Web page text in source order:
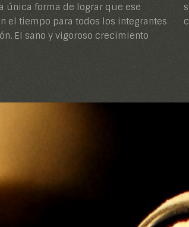
única forma de lograr que ese
el tiempo para todos los integrantes
El sano y vigoroso crecimiento
moderna, eficiente, y en